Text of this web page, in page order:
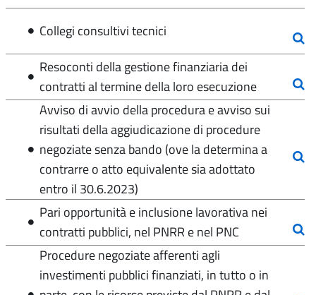
Collegi consultivi tecnici
Resoconti della gestione finanziaria dei
contratti al termine della loro esecuzione
Avviso di avvio della procedura e avviso sui
risultati della aggiudicazione di procedure
negoziate senza bando (ove la determina a
contrarre o atto equivalente sia adottato
entro il 30.6.2023)
Pari opportunità e inclusione lavorativa nei
contratti pubblici, nel PNRR e nel PNC
Procedure negoziate afferenti agli
investimenti pubblici finanziati, in tutto o in